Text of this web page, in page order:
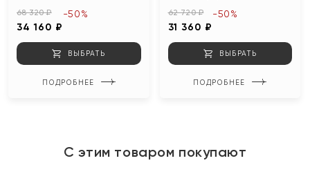
68 320 ₽
34 160 ₽
-50%
ВЫБРАТЬ
ПОДРОБНЕЕ
62 720 ₽
31 360 ₽
-50%
ВЫБРАТЬ
ПОДРОБНЕЕ
С этим товаром покупают